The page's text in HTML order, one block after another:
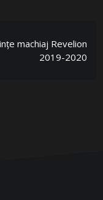
machiaj Revelion
2019-2020